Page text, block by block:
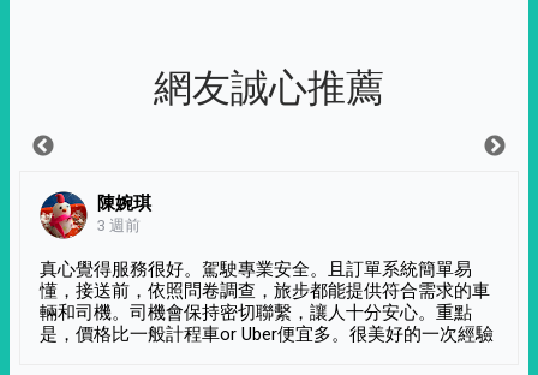
網友誠心推薦
陳婉琪
3 週前
真心覺得服務很好。駕駛專業安全。且訂單系統簡單易
懂，接送前，依照問卷調查，旅步都能提供符合需求的車
輛和司機。司機會保持密切聯繫，讓人十分安心。重點
是，價格比一般計程車or Uber便宜多。很美好的一次經驗